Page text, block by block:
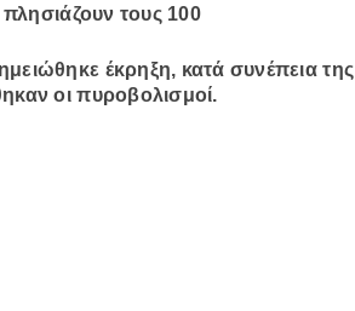
τους 100
έκρηξη, κατά συνέπεια της
οι πυροβολισμοί.